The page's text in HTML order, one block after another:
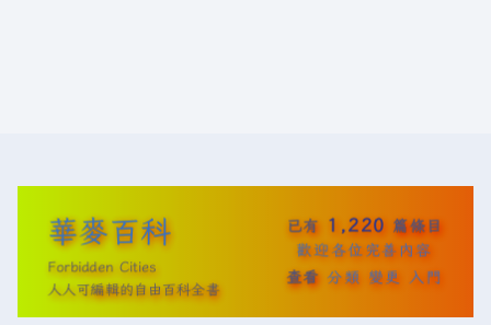
華麥百科
Forbidden Cities
人人可編輯的自由百科全書
已有 1,220 篇條目
歡迎各位完善內容
查看 分類 變更 入門